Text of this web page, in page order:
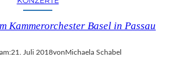
Kammerorchester Basel in Passau
21. Juli 2018vonMichaela Schabel